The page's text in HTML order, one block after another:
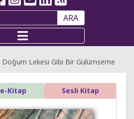
ARA
Doğum Lekesi Gibi Bir Gülümseme
e-Kitap Sesli Kitap